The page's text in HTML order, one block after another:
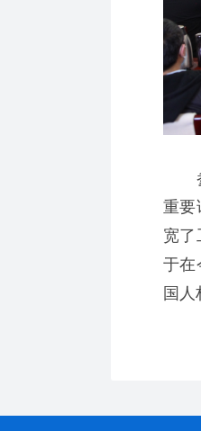
参
重要
宽了
于在
国人